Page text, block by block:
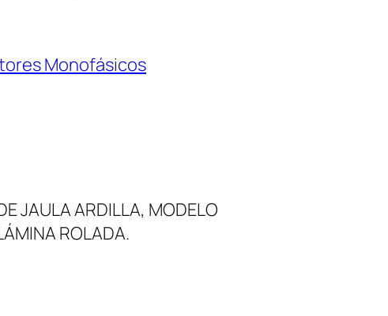
Monofásicos
JAULA ARDILLA, MODELO
ROLADA.